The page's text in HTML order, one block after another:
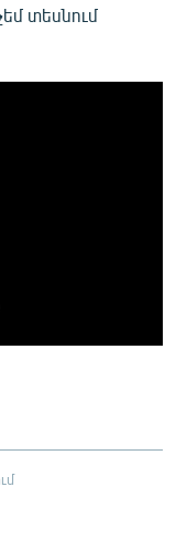
տեսնում